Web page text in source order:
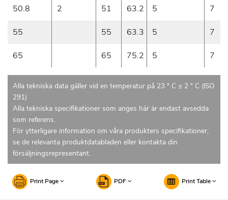
50.8 2 51 63.2 5 7
55 55 63.3 5 7
65 65 75.2 5 7
Alla tekniska data gäller vid en temperatur på 23 ° C ± 2 ° C (ISO
291)
Alla tekniska specifikationer som anges här är endast avsedda
som referens.
För ytterligare information om våra produkters specifikationer,
se de relevanta produktdatabladen eller kontakta din
försäljningsrepresentant.
Print Page PDF Print Table